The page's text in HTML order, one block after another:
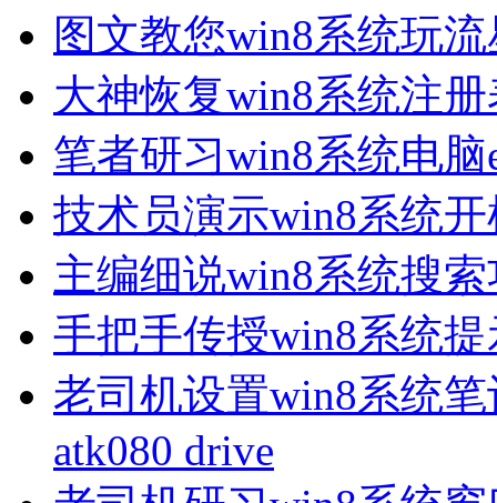
图文教您win8系统玩
大神恢复win8系统注
笔者研习win8系统电
技术员演示win8系统
主编细说win8系统搜
手把手传授win8系统
老司机设置win8系统
atk080 drive